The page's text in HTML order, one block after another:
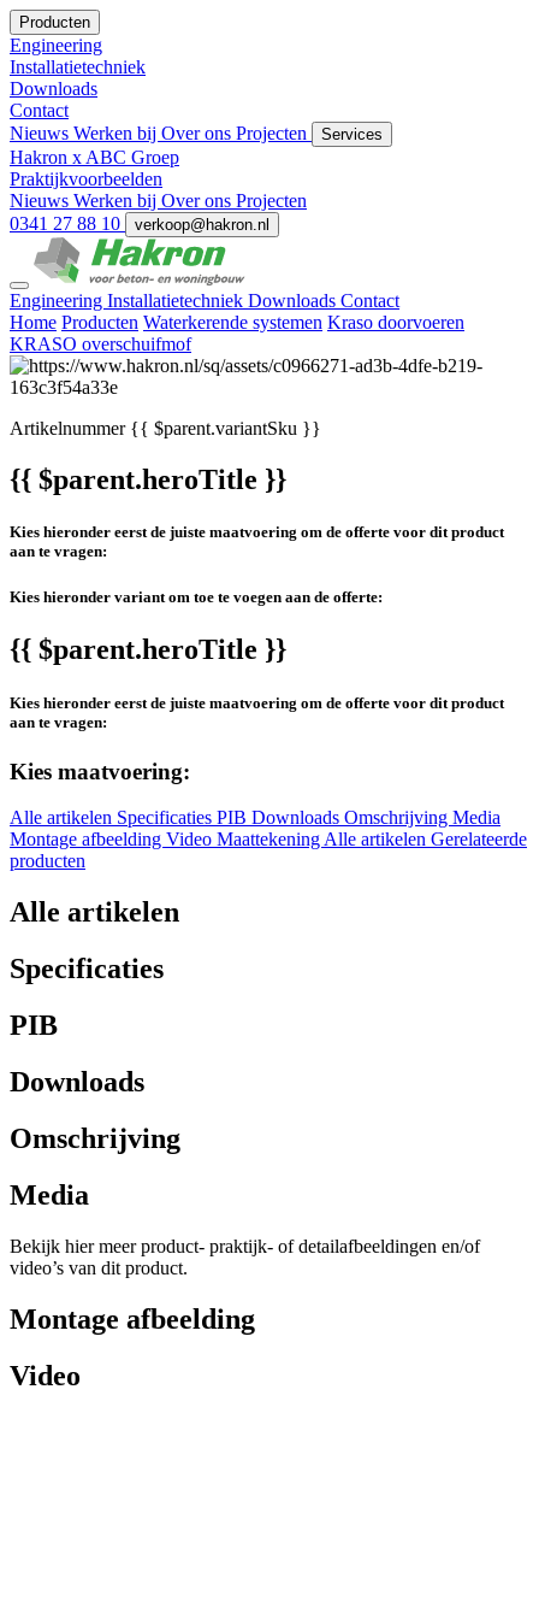
Producten
Engineering
Installatietechniek
Downloads
Contact
Nieuws Werken bij Over ons Projecten Services
Hakron x ABC Groep
Praktijkvoorbeelden
Nieuws Werken bij Over ons Projecten
0341 27 88 10
verkoop@hakron.nl
Engineering Installatietechniek Downloads Contact
Home Producten Waterkerende systemen Kraso doorvoeren
KRASO overschuifmof
Artikelnummer{{ $parent.variantSku }}
{{ $parent.heroTitle }}
Kies hieronder eerst de juiste maatvoering om de offerte voor dit product
aan te vragen:
Kies hieronder variant om toe te voegen aan de offerte:
{{ $parent.heroTitle }}
Kies hieronder eerst de juiste maatvoering om de offerte voor dit product
aan te vragen:
Kies maatvoering:
Alle artikelen Specificaties PIB Downloads Omschrijving Media
Montage afbeelding Video MaattekeningAlle artikelen Gerelateerde
producten
Alle artikelen
Specificaties
PIB
Downloads
Omschrijving
Media
Bekijk hier meer product- praktijk- of detailafbeeldingen en/of
video’s van dit product.
Montage afbeelding
Video